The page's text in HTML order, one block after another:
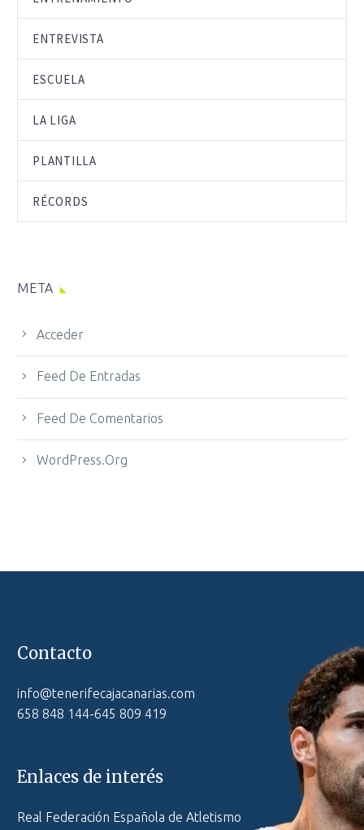
ENTREVISTA
ESCUELA
LA LIGA
PLANTILLA
RÉCORDS
META
Acceder
Feed De Entradas
Feed De Comentarios
WordPress.org
Contacto
info@tenerifecajacanarias.com
658 848 144-645 809 419
Enlaces de interés
Real Federación Española de Atletismo